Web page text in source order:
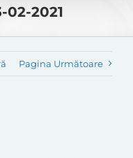
02-2021
Pagina Următoare